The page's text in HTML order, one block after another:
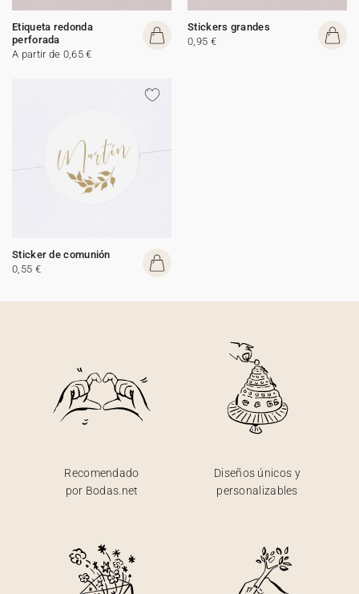
Etiqueta redonda
perforada
A partir de 0,65 €
Stickers grandes
0,95 €
Sticker de comunión
0,55 €
Recomendado
por Bodas.net
Diseños únicos y
personalizables